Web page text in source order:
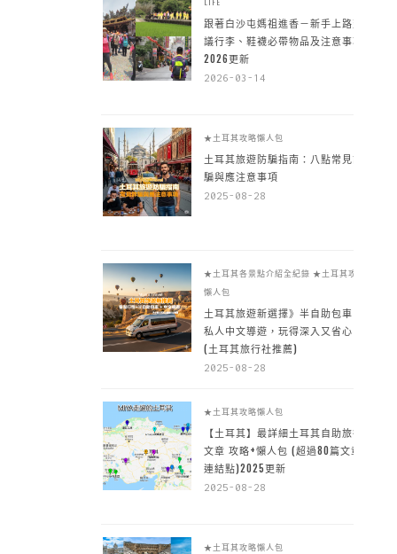
跟著白沙屯媽祖進香－新手上路建
議行李、鞋襪必帶物品及注意事項
2026更新
2026-03-14
★土耳其攻略懶人包
土耳其旅遊防騙指南：八點常見詐
騙與應注意事項
2025-08-28
★土耳其各景點介紹全紀錄 ★土耳其攻略
懶人包
土耳其旅遊新選擇》半自助包車 +
私人中文導遊，玩得深入又省心
(土耳其旅行社推薦)
2025-08-28
★土耳其攻略懶人包
【土耳其】最詳細土耳其自助旅行
文章 攻略+懶人包 (超過80篇文章~
連結點)2025更新
2025-08-28
★土耳其攻略懶人包